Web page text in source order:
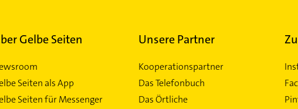
Gelbe Seiten
Seiten als App
Seiten für Messenger
Unsere Partner
Kooperationspartner
Das Telefonbuch
Das Örtliche